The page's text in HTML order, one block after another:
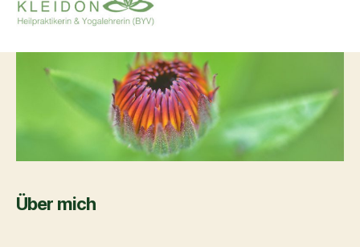
Susanne
Kleidon
Über mich